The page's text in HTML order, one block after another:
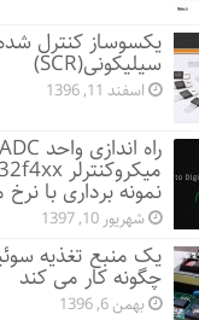
یکسوساز کنترل
سیلیکونی(SCR)
اسفند 11, 1396
راه اندازی واحد ADC
نمونه برداری با
شهریور 10, 1397
یک منبع تغذیه
چگونه کار می کند
بهمن 6, 1396